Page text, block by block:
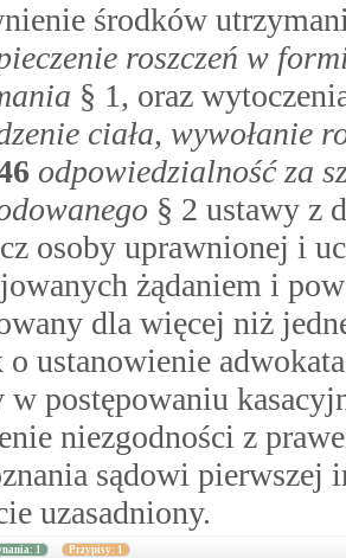
środków
roszczeń w
§ 1, oraz
ciała, wywołanie
odpowiedzialność za
§ 2 ustawy z
osoby uprawnionej i
żądaniem i
dla więcej niż
ustanowienie
w postępowaniu
niezgodności z
sądowi pierwszej
uzasadniony.
1 Przypisy: 1